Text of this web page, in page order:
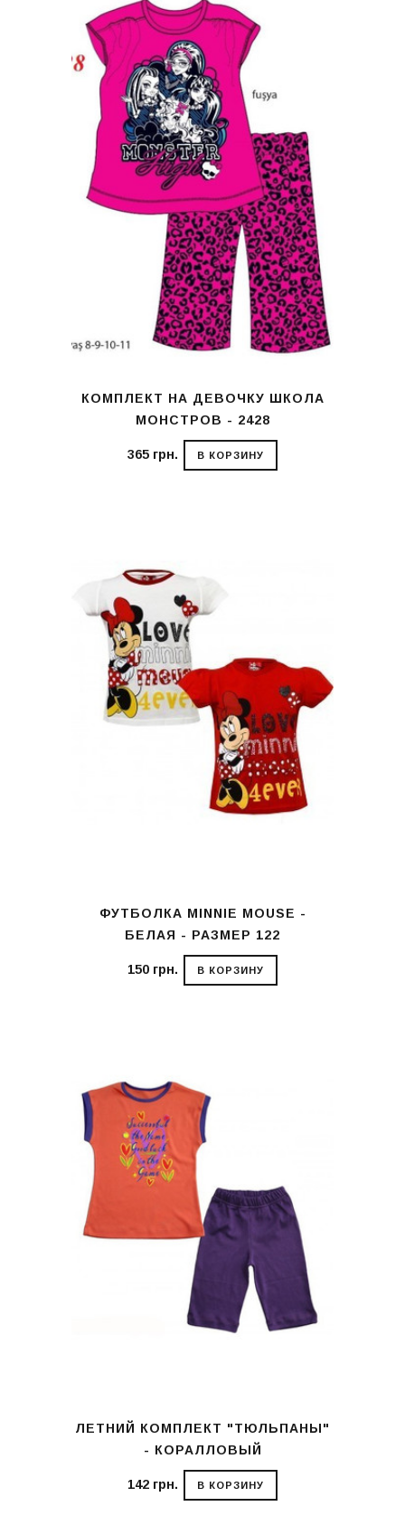
КОМПЛЕКТ НА ДЕВОЧКУ ШКОЛА
МОНСТРОВ - 2428
365 грн. В КОРЗИНУ
ФУТБОЛКА MINNIE MOUSE -
БЕЛАЯ - РАЗМЕР 122
150 грн. В КОРЗИНУ
ЛЕТНИЙ КОМПЛЕКТ "ТЮЛЬПАНЫ"
- КОРАЛЛОВЫЙ
142 грн. В КОРЗИНУ